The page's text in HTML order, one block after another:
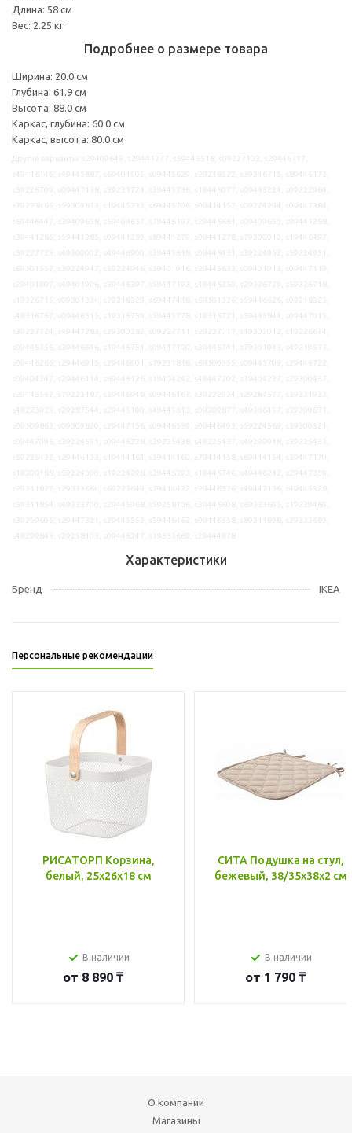
Длина: 58 см
Вес: 2.25 кг
Подробнее о размере товара
Ширина: 20.0 см
Глубина: 61.9 см
Высота: 88.0 см
Каркас, глубина: 60.0 см
Каркас, высота: 80.0 см
Характеристики
Бренд IKEA
Персональные рекомендации
РИСАТОРП Корзина,
белый, 25x26x18 см
В наличии
от 8 890 ₸
СИТА Подушка на стул,
бежевый, 38/35x38x2 см
В наличии
от 1 790 ₸
О компании
Магазины